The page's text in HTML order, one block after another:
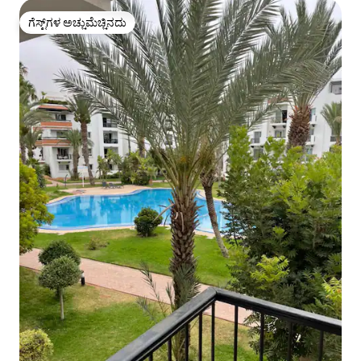
ಗೆಸ್ಟ್‌ಗಳ ಅಚ್ಚುಮೆಚ್ಚಿನದು
ಗೆಸ್ಟ್‌ಗಳ ಅಚ್ಚುಮೆಚ್ಚಿನದು